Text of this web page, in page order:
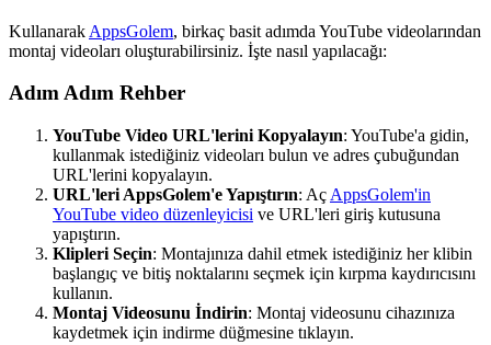
Kullanarak AppsGolem, birkaç basit adımda YouTube videolarından
montaj videoları oluşturabilirsiniz. İşte nasıl yapılacağı:
Adım Adım Rehber
YouTube Video URL'lerini Kopyalayın: YouTube'a gidin,
kullanmak istediğiniz videoları bulun ve adres çubuğundan
URL'lerini kopyalayın.
URL'leri AppsGolem'e Yapıştırın: Aç AppsGolem'in
YouTube video düzenleyicisi ve URL'leri giriş kutusuna
yapıştırın.
Klipleri Seçin: Montajınıza dahil etmek istediğiniz her klibin
başlangıç ve bitiş noktalarını seçmek için kırpma kaydırıcısını
kullanın.
Montaj Videosunu İndirin: Montaj videosunu cihazınıza
kaydetmek için indirme düğmesine tıklayın.